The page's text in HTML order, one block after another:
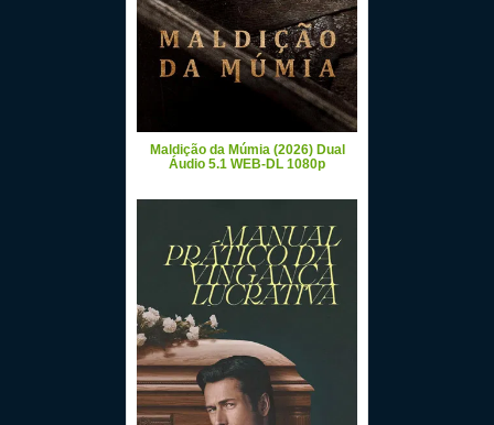
Maldição da Múmia (2026) Dual
Áudio 5.1 WEB-DL 1080p